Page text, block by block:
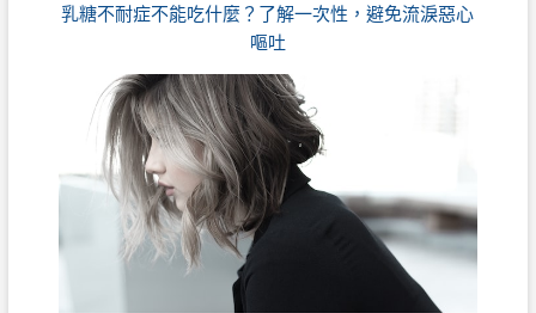
乳糖不耐症不能吃什麼？了解一次性，避免流淚惡心
嘔吐